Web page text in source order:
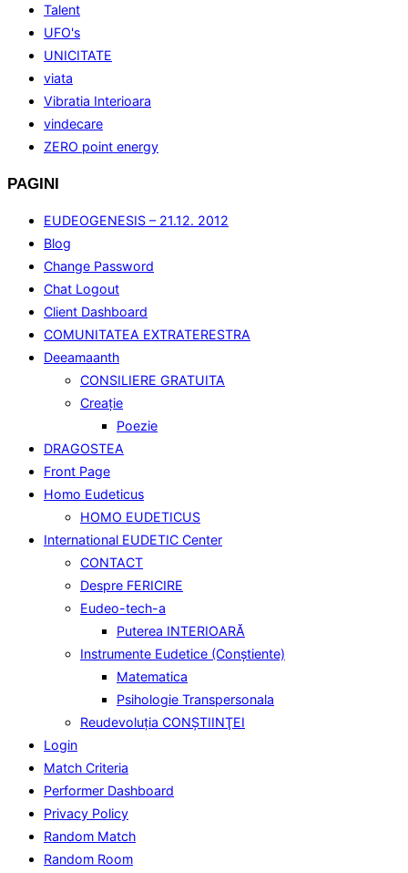
Talent
UFO's
UNICITATE
viata
Vibratia Interioara
vindecare
ZERO point energy
PAGINI
EUDEOGENESIS – 21.12. 2012
Blog
Change Password
Chat Logout
Client Dashboard
COMUNITATEA EXTRATERESTRA
Deeamaanth
CONSILIERE GRATUITA
Creaţie
Poezie
DRAGOSTEA
Front Page
Homo Eudeticus
HOMO EUDETICUS
International EUDETIC Center
CONTACT
Despre FERICIRE
Eudeo-tech-a
Puterea INTERIOARĂ
Instrumente Eudetice (Conştiente)
Matematica
Psihologie Transpersonala
Reudevoluţia CONŞTIINŢEI
Login
Match Criteria
Performer Dashboard
Privacy Policy
Random Match
Random Room